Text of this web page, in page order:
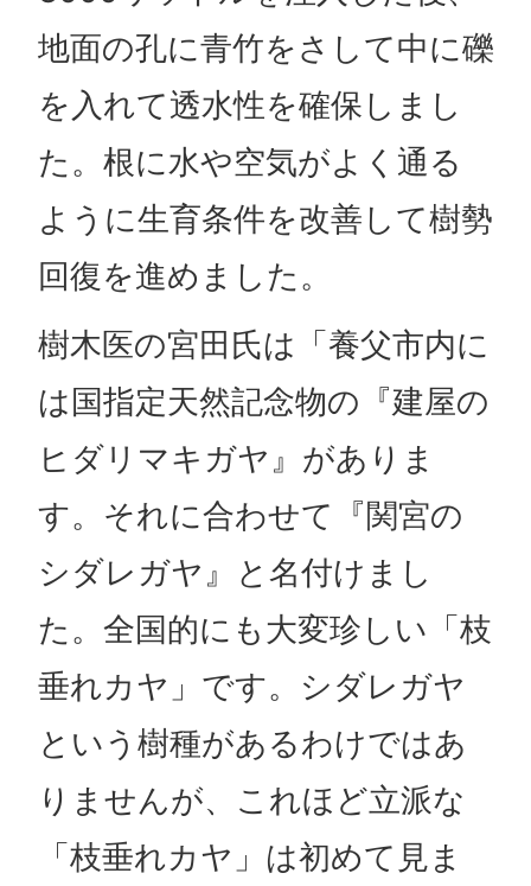
地面の孔に青竹をさして中に礫
を入れて透水性を確保しまし
た。根に水や空気がよく通る
ように生育条件を改善して樹勢
回復を進めました。
樹木医の宮田氏は「養父市内に
は国指定天然記念物の『建屋の
ヒダリマキガヤ』がありま
す。それに合わせて『関宮の
シダレガヤ』と名付けまし
た。全国的にも大変珍しい「枝
垂れカヤ」です。シダレガヤ
という樹種があるわけではあ
りませんが、これほど立派な
「枝垂れカヤ」は初めて見ま